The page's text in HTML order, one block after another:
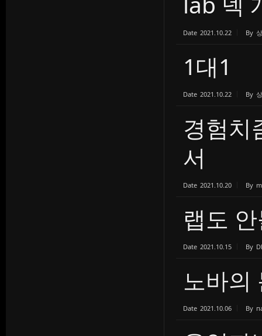
Date 2021.10.22 By
1대1
Date 2021.10.22 By
경험치
서
Date 2021.10.20 By
랩도
Date 2021.10.15 By
노바의
Date 2021.10.06 By